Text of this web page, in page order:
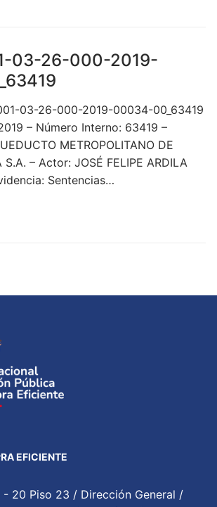
03-26-000-2019-
03-26-000-2019-00034-00_63419
– Número Interno: 63419 –
METROPOLITANO DE
S.A. – Actor: JOSÉ FELIPE ARDILA
Sentencias…
EFICIENTE
- 20 Piso 23 / Dirección General /